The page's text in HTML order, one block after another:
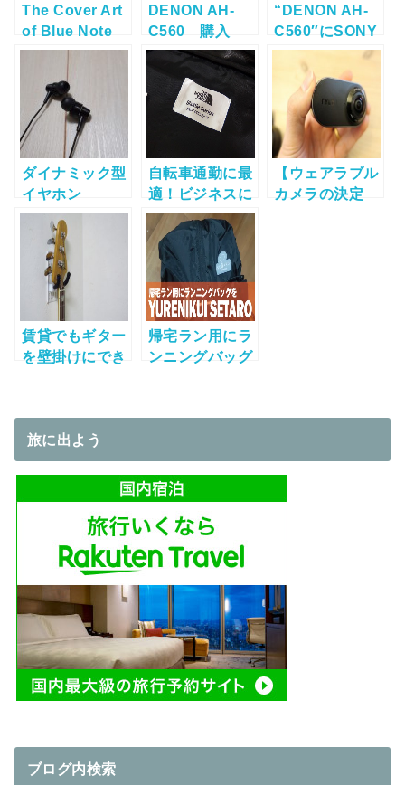
The Cover Art
of Blue Note
Records!
DENON AH-
C560 購入
“DENON AH-
C560″にSONY
のイヤーピース
装着！
ダイナミック型
イヤホン
DENON AH-
C710購入！
自転車通勤に最
適！ビジネスに
使えるリュック
「North
Face”SHUTTL
DAYPACK”」
【ウェアラブル
カメラの決定
賃貸でもギター
を壁掛けにでき
美人 ギターヒー
ロー」を購入し
ました！！
帰宅ラン用にラ
ンニングバッグ
入！
旅に出よう
ブログ内検索